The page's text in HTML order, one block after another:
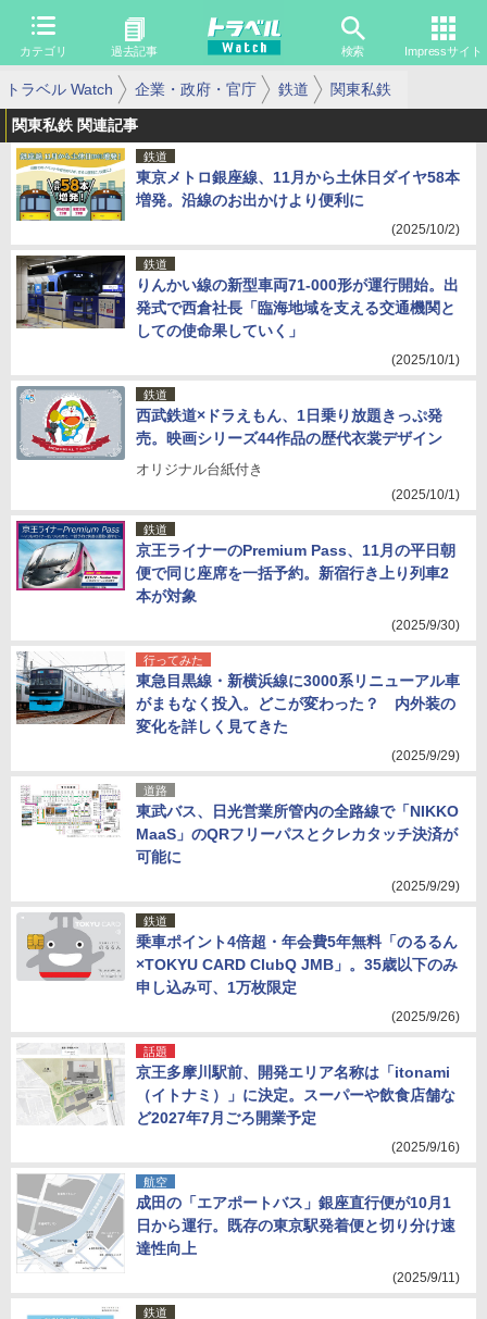
カテゴリ 過去記事 検索 Impressサイト
トラベル Watch 企業・政府・官庁 鉄道 関東私鉄
関東私鉄 関連記事
鉄道
東京メトロ銀座線、11月から土休日ダイヤ58本
増発。沿線のお出かけより便利に
(2025/10/2)
鉄道
りんかい線の新型車両71-000形が運行開始。出
発式で西倉社長「臨海地域を支える交通機関と
しての使命果していく」
(2025/10/1)
鉄道
西武鉄道×ドラえもん、1日乗り放題きっぷ発
売。映画シリーズ44作品の歴代衣裳デザイン
オリジナル台紙付き
(2025/10/1)
鉄道
京王ライナーのPremium Pass、11月の平日朝
便で同じ座席を一括予約。新宿行き上り列車2
本が対象
(2025/9/30)
行ってみた
東急目黒線・新横浜線に3000系リニューアル車
がまもなく投入。どこが変わった？ 内外装の
変化を詳しく見てきた
(2025/9/29)
道路
東武バス、日光営業所管内の全路線で「NIKKO
MaaS」のQRフリーパスとクレカタッチ決済が
可能に
(2025/9/29)
鉄道
乗車ポイント4倍超・年会費5年無料「のるるん
×TOKYU CARD ClubQ JMB」。35歳以下のみ
申し込み可、1万枚限定
(2025/9/26)
話題
京王多摩川駅前、開発エリア名称は「itonami
（イトナミ）」に決定。スーパーや飲食店舗な
ど2027年7月ごろ開業予定
(2025/9/16)
航空
成田の「エアポートバス」銀座直行便が10月1
日から運行。既存の東京駅発着便と切り分け速
達性向上
(2025/9/11)
鉄道